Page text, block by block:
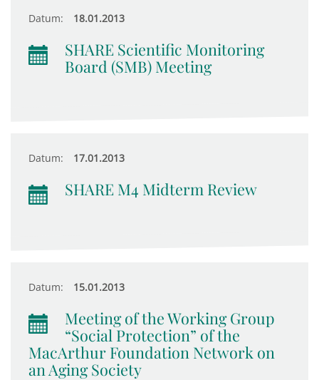
Datum: 18.01.2013
SHARE Scientific Monitoring
Board (SMB) Meeting
Datum: 17.01.2013
SHARE M4 Midterm Review
Datum: 15.01.2013
Meeting of the Working Group
“Social Protection” of the
MacArthur Foundation Network on
an Aging Society